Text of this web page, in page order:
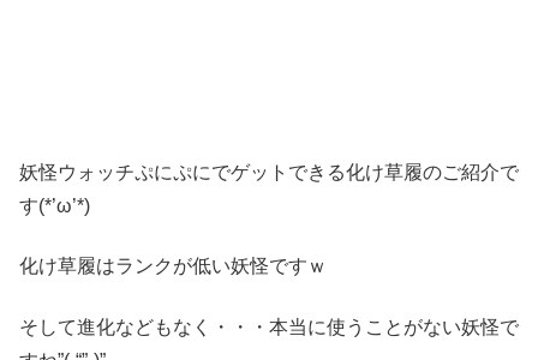
妖怪ウォッチぷにぷにでゲットできる化け草履のご紹介で
す(*’ω’*)
化け草履はランクが低い妖怪ですｗ
そして進化などもなく・・・本当に使うことがない妖怪で